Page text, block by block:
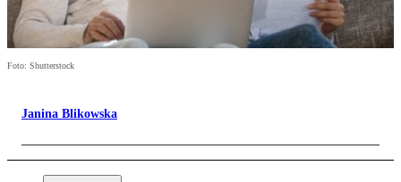
Foto: Shutterstock
Janina Blikowska